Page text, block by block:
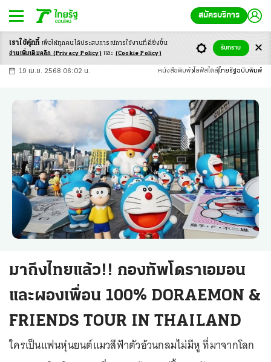
สมัครบริการ
-ก ก ก+
19 เม.ย. 2568 06:02 น. หนังสือพิมพ์ ไลฟ์สไตล์ ไทยรัฐฉบับพิมพ์
มาถึงไทยแล้ว!! กองทัพโดราเอมอน
และผองเพื่อน 100% DORAEMON &
FRIENDS TOUR IN THAILAND
ใครเป็นแฟนหุ่นยนต์แมวสีฟ้าตัวอ้วนกลมไม่มีหู ที่มาจากโลก
เราใช้คุ้กกี้ เพื่อให้ทุกคนได้ประสบการณ์การใช้งานที่ดียิ่งขึ้น
อ่านเพิ่มเติมคลิก (Privacy Policy) และ (Cookie Policy)
รับทราบ